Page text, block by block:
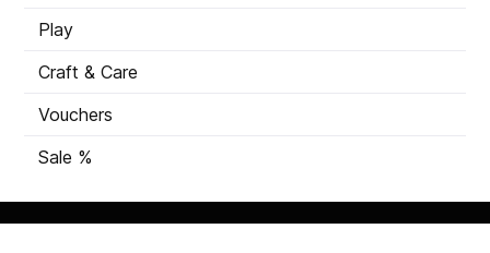
Play
Craft & Care
Vouchers
Sale %